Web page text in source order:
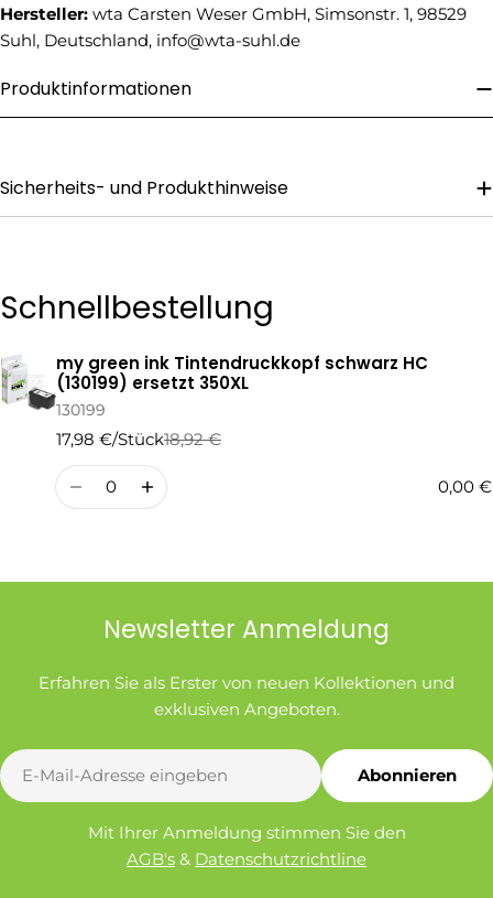
Telefonnummer
Ihre
Hersteller: wta Carsten Weser GmbH, Simsonstr. 1, 98529
Suhl, Deutschland, info@wta-suhl.de
Produktinformationen
Sicherheits- und Produkthinweise
Schnellbestellung
Ihr
Warenkorb
my green ink Tintendruckkopf schwarz HC
(130199) ersetzt 350XL
130199
17,98 €/Stück
Regulärer
Preis
18,92 €
Verkaufspreis
Menge
0,00 €
Newsletter Anmeldung
Erfahren Sie als Erster von neuen Kollektionen und
exklusiven Angeboten.
E-
Mail
Abonnieren
Mit Ihrer Anmeldung stimmen Sie den
AGB's & Datenschutzrichtline